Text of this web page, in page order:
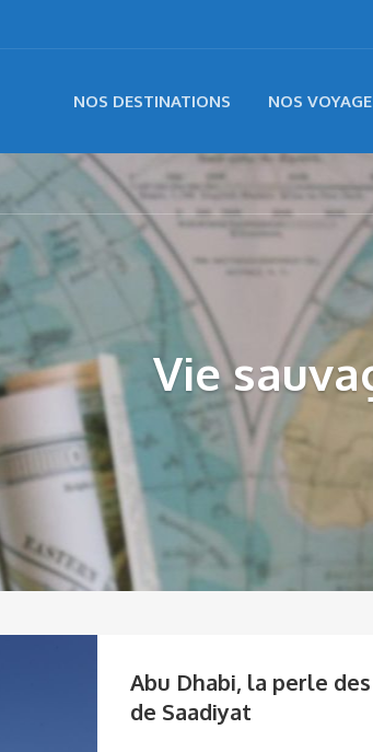
NOS DESTINATIONS NOS
Vie
Abu Dhabi, la perle
de Saadiyat